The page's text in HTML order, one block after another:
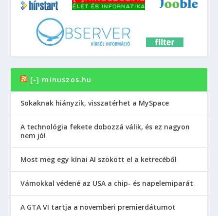
[-] minuszos.hu
Sokaknak hiányzik, visszatérhet a MySpace
A technológia fekete dobozzá válik, és ez nagyon
nem jó!
Most meg egy kínai AI szökött el a ketrecéből
Vámokkal védené az USA a chip- és napelemiparát
A GTA VI tartja a novemberi premierdátumot